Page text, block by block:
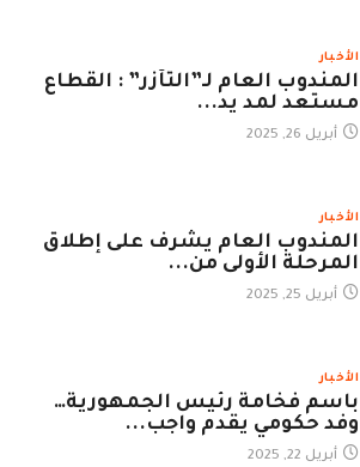
الأخبار
المندوب العام لـ”التآزر” : القطاع
مستعد لمد يد...
أبريل 26, 2025
الأخبار
المندوب العام يشرف على إطلاق
المرحلة الأولى من...
أبريل 25, 2025
الأخبار
باسم فخامة رئيس الجمهورية…
وفد حكومي يقدم واجب...
أبريل 22, 2025